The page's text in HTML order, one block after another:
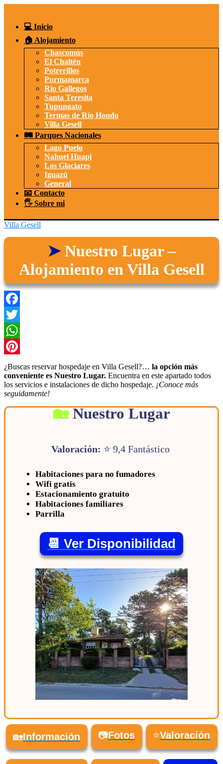
contenido💻 Inicio
🏠 Alojamiento
Chascomús
El Chaltén
Potrerillos
Purmamarca
Río Gallegos
Santa Teresita
Tupungato
Termas de Río Hondo
Villa Gesell
🛤️ Parques Nacionales
Lago Puelo
Nahuel Huapi
Los Glaciares
Iguazú
General
📧 Contacto
🖐️ Sobre mi
Villa Gesell
Nuestro Lugar –
Alojamiento en Villa Gesell
Facebook
Twitter
WhatsApp
Pinterest
¿Buscas reservar hospedaje en Villa Gesell?… la opción más
conveniente es Nuestro Lugar. Encuentra en este apartado todos
los servicios e instalaciones de dicho hospedaje. ¡Conoce más
seguidamente!
Nuestro Lugar
Valoración: ⭐ 9,4 Fantástico
Habitaciones para no fumadores
Wifi gratis
Estacionamiento gratuito
Habitaciones familiares
Parrilla
📆 Ver Disponibilidad
🏡Información 📷Fotos ⭐Valoración